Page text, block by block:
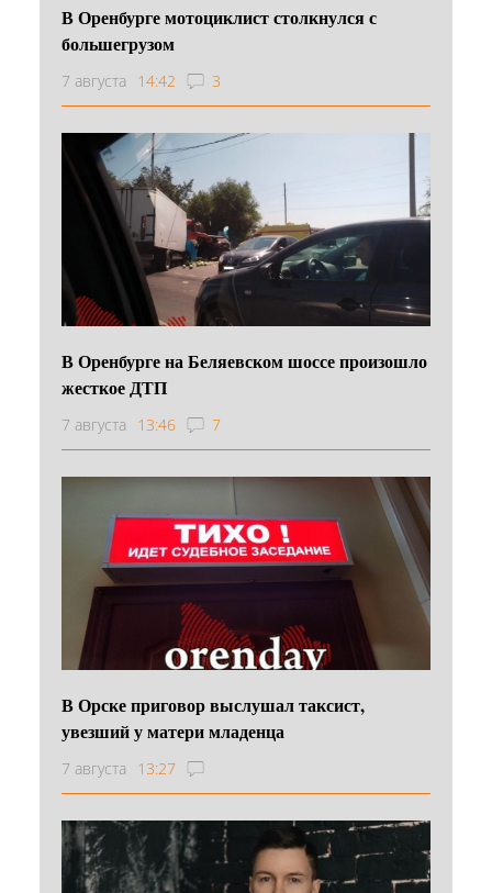
В Оренбурге мотоциклист столкнулся с
большегрузом
7 августа 14:42 3
В Оренбурге на Беляевском шоссе произошло
жесткое ДТП
7 августа 13:46 7
В Орске приговор выслушал таксист,
увезший у матери младенца
7 августа 13:27